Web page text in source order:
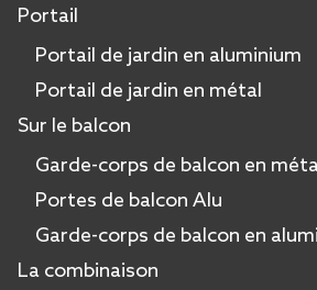
Portail
Portail de jardin en aluminium
Portail de jardin en métal
Sur le balcon
Garde-corps de balcon en
Portes de balcon Alu
Garde-corps de balcon en
La combinaison